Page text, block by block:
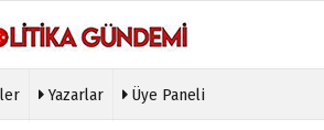
Yazarlar Üye Paneli